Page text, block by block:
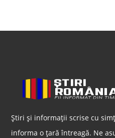
Știri și informații scrise cu
informa o țară întreagă. Ne